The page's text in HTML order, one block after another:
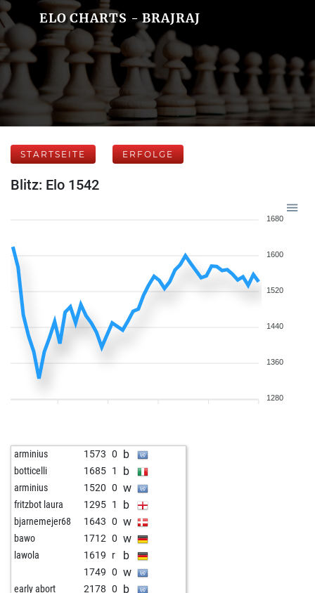
ELO CHARTS - BRAJRAJ
STARTSEITE ERFOLGE
Blitz: Elo 1542
1680
1600
1520
1440
1360
1280
arminius 1573 0 b
botticelli 1685 1 b
arminius 1520 0 w
fritzbot laura 1295 1 b
bjarnemejer68 1643 0 w
bawo 1712 0 w
lawola 1619 r b
1749 0 w
early abort 2178 0 b